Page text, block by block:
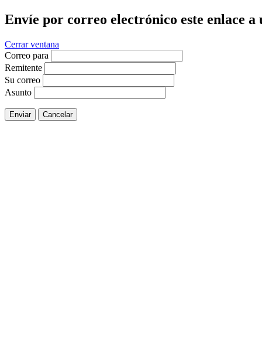
Envíe por correo electrónico este enlace a
Cerrar ventana
Correo para
Remitente
Su correo
Asunto
Enviar Cancelar